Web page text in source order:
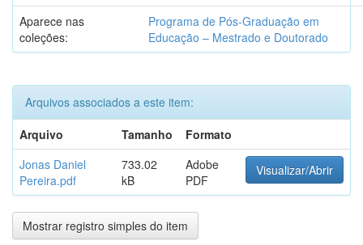
Aparece nas
coleções:
Programa de Pós-Graduação em
Educação – Mestrado e Doutorado
Arquivos associados a este item:
Arquivo
Tamanho
Formato
Jonas Daniel
Pereira.pdf
733.02
kB
Adobe
PDF
Visualizar/Abrir
Mostrar registro simples do item